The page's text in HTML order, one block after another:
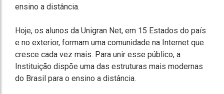
ensino a distância.
Hoje, os alunos da Unigran Net, em 15 Estados do país
e no exterior, formam uma comunidade na Internet que
cresce cada vez mais. Para unir esse público, a
Instituição dispõe uma das estruturas mais modernas
do Brasil para o ensino a distância.